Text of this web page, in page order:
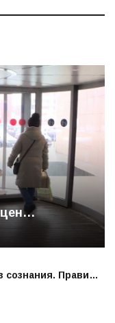
цен…
сознания. Прави…